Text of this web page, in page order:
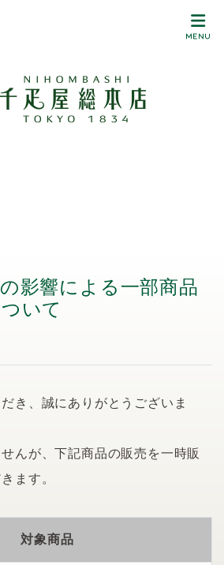
MENU
影響による一部商品
いて
き、誠にありがとうございま
んが、下記商品の販売を一時販
ます。
対象商品